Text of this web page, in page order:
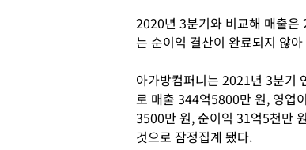
2020년 3분기와 비교해 매출
는 순이익 결산이 완료되지 않
아가방컴퍼니는 2021년 3분기
로 매출 344억5800만 원, 영업
3500만 원, 순이익 31억5천만
것으로 잠정집계 됐다.